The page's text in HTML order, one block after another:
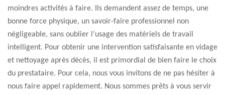
moindres activités à faire. Ils demandent assez de temps, une
bonne force physique, un savoir-faire professionnel non
négligeable, sans oublier l’usage des matériels de travail
intelligent. Pour obtenir une intervention satisfaisante en vidage
et nettoyage après décès, il est primordial de bien faire le choix
du prestataire. Pour cela, nous vous invitons de ne pas hésiter à
nous faire appel rapidement. Nous sommes prêts à vous servir